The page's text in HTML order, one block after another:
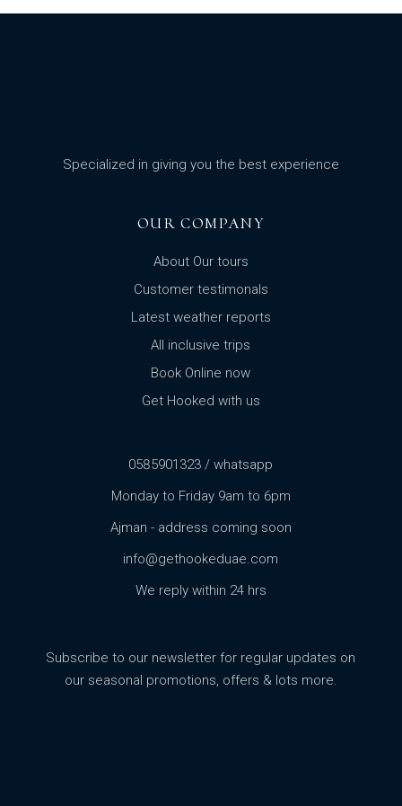
Specialized in giving you the best experience
OUR COMPANY
About Our tours
Customer testimonals
Latest weather reports
All inclusive trips
Book Online now
Get Hooked with us
0585901323 / whatsapp
Monday to Friday 9am to 6pm
Ajman - address coming soon
info@gethookeduae.com
We reply within 24 hrs
Subscribe to our newsletter for regular updates on
our seasonal promotions, offers & lots more.